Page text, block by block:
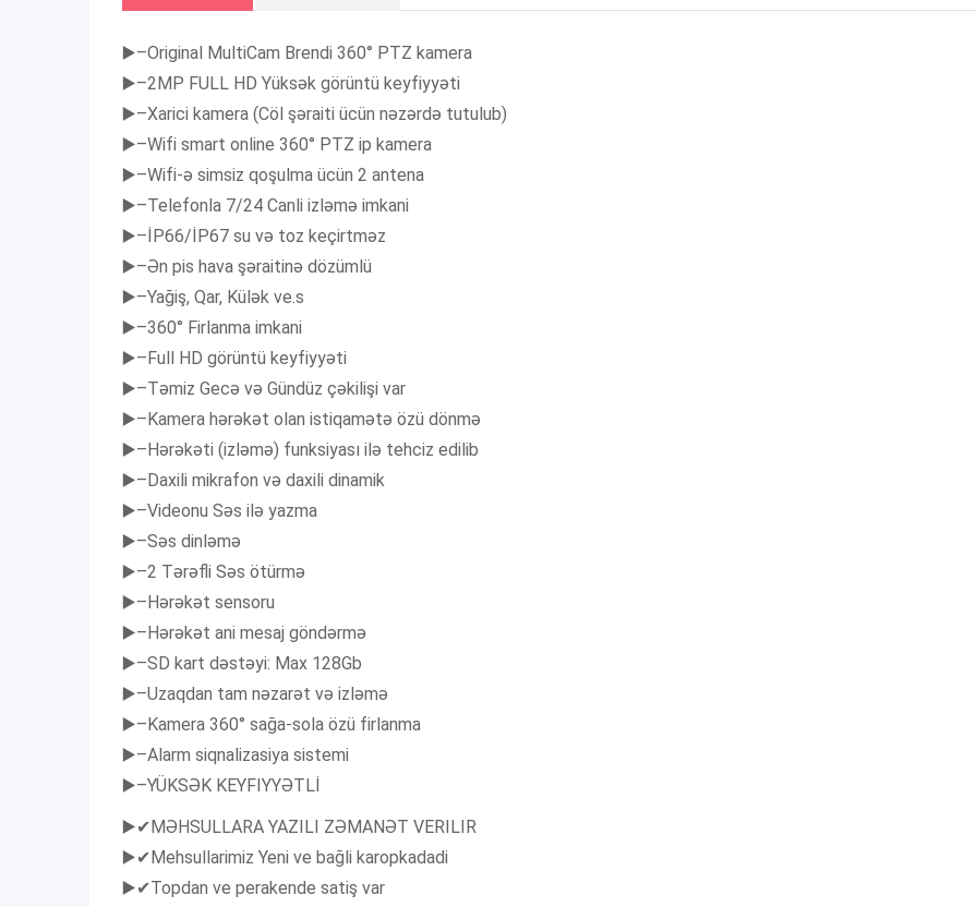
▶️–Original MultiCam Brendi 360° PTZ kamera
▶️–2MP FULL HD Yüksək görüntü keyfiyyəti
▶️–Xarici kamera (Cöl şəraiti ücün nəzərdə tutulub)
▶️–Wifi smart online 360° PTZ ip kamera
▶️–Wifi-ə simsiz qoşulma ücün 2 antena
▶️–Telefonla 7/24 Canli izləmə imkani
▶️–İP66/İP67 su və toz keçirtməz
▶️–Ən pis hava şəraitinə dözümlü
▶️–Yağiş, Qar, Külək ve.s
▶️–360° Firlanma imkani
▶️–Full HD görüntü keyfiyyəti
▶️–Təmiz Gecə və Gündüz çəkilişi var
▶️–Kamera hərəkət olan istiqamətə özü dönmə
▶️–Hərəkəti (izləmə) funksiyası ilə tehciz edilib
▶️–Daxili mikrafon və daxili dinamik
▶️–Videonu Səs ilə yazma
▶️–Səs dinləmə
▶️–2 Tərəfli Səs ötürmə
▶️–Hərəkət sensoru
▶️–Hərəkət ani mesaj göndərmə
▶️–SD kart dəstəyi: Max 128Gb
▶️–Uzaqdan tam nəzarət və izləmə
▶️–Kamera 360° sağa-sola özü firlanma
▶️–Alarm siqnalizasiya sistemi
▶️–YÜKSƏK KEYFIYYƏTLİ
▶️✔MƏHSULLARA YAZILI ZƏMANƏT VERILIR
▶️✔Mehsullarimiz Yeni ve bağli karopkadadi
▶️✔Topdan ve perakende satiş var